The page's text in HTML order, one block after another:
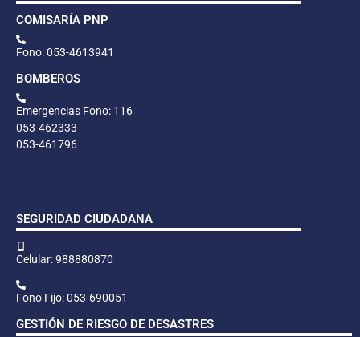
COMISARÍA PNP
Fono: 053-4613941
BOMBEROS
Emergencias Fono: 116
053-462333
053-461796
SEGURIDAD CIUDADANA
Celular: 988880870
Fono Fijo: 053-690051
GESTIÓN DE RIESGO DE DESASTRES